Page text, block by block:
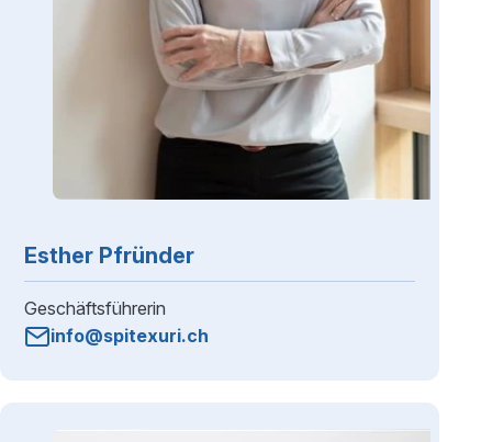
Esther Pfründer
Geschäftsführerin
info@spitexuri.ch